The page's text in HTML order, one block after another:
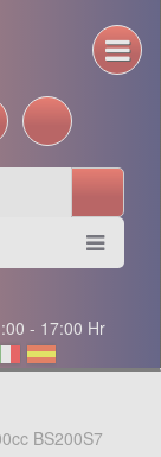
- 17:00 Hr
BS200S7